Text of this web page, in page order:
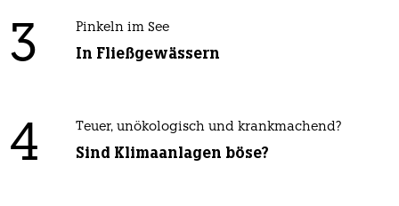
3 Pinkeln im See
In Fließgewässern
4 Teuer, unökologisch und krankmachend?
Sind Klimaanlagen böse?